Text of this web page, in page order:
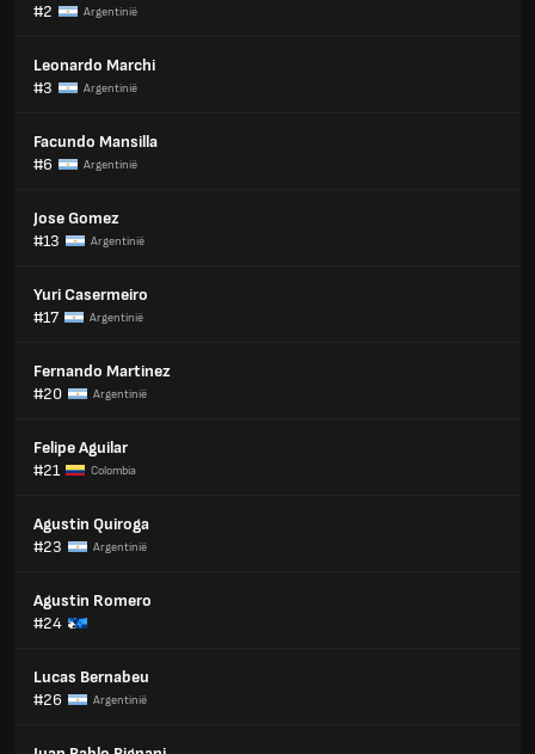
#2
Argentinië
Leonardo Marchi
#3
Argentinië
Facundo Mansilla
#6
Argentinië
Jose Gomez
#13
Argentinië
Yuri Casermeiro
#17
Argentinië
Fernando Martinez
#20
Argentinië
Felipe Aguilar
#21
Colombia
Agustin Quiroga
#23
Argentinië
Agustin Romero
#24
Lucas Bernabeu
#26
Argentinië